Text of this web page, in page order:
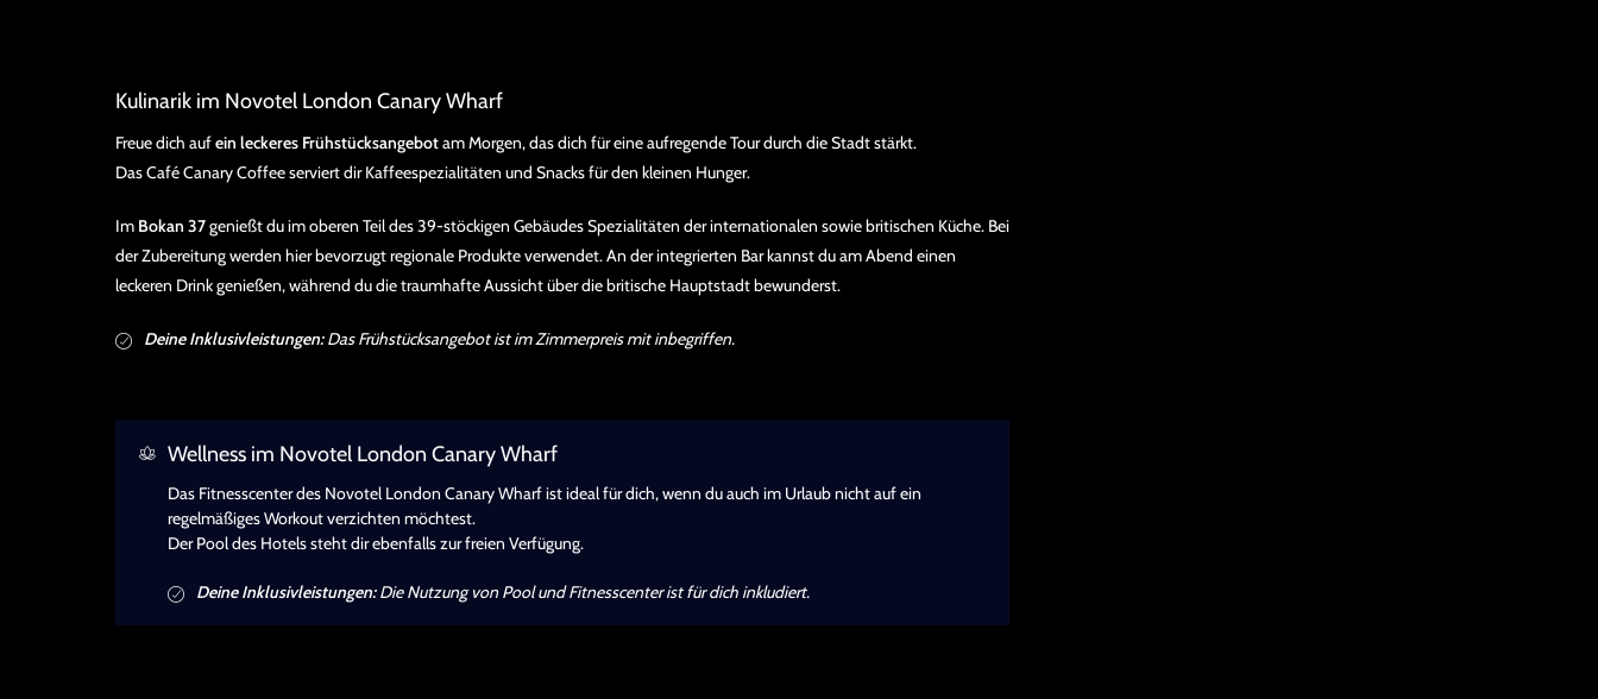
Kulinarik im Novotel London Canary Wharf
Freue dich aufein leckeres Frühstücksangebotam Morgen, das dich für eine aufregende Tour durch die Stadt stärkt.
Das Café Canary Coffee serviert dir Kaffeespezialitäten und Snacks für den kleinen Hunger.
Im Bokan 37genießt du im oberen Teil des 39-stöckigen Gebäudes Spezialitäten der internationalen sowie britischen Küche. Bei
der Zubereitung werden hier bevorzugt regionale Produkte verwendet. An der integrierten Bar kannst du am Abend einen
leckeren Drink genießen, während du die traumhafte Aussicht über die britische Hauptstadt bewunderst.
Deine Inklusivleistungen:Das Frühstücksangebot ist im Zimmerpreis mit inbegriffen.
Wellness im Novotel London Canary Wharf
Das Fitnesscenter des Novotel London Canary Wharf ist ideal für dich, wenn du auch im Urlaub nicht auf ein
regelmäßiges Workout verzichten möchtest.
Der Pool des Hotels steht dir ebenfalls zur freien Verfügung.
Deine Inklusivleistungen:Die Nutzung von Pool und Fitnesscenter ist für dich inkludiert.